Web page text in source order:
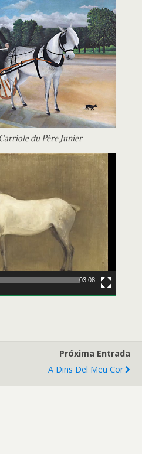
du Père Junier
03:08
Próxima Entrada
A Dins Del Meu Cor